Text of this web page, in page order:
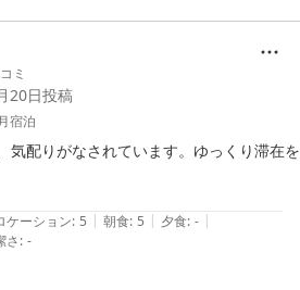
ミ
20日投稿
宿泊
気配りがなされています。ゆっくり滞在を
ケーション: 5 | 朝食: 5 | 夕食: - |
さ: -